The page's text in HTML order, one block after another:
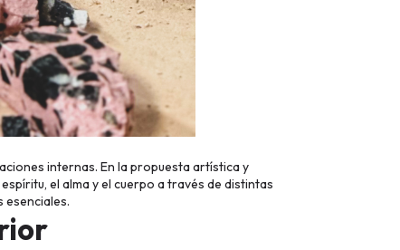
internas. En la propuesta artística y
el alma y el cuerpo a través de distintas
esenciales.